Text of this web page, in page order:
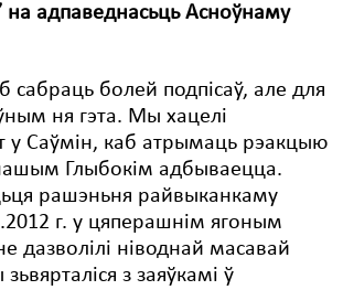
на адпаведнасьць Асноўнаму
болей подпісаў, але для
ня гэта. Мы хацелі
у Саўмін, каб атрымаць рэакцыю
Глыбокім адбываецца.
рашэньня райвыканкаму
г. у цяперашнім ягоным
дазволілі ніводнай масавай
з заяўкамі ў